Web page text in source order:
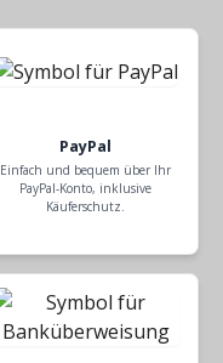
PayPal
Einfach und bequem über Ihr
PayPal-Konto, inklusive
Käuferschutz.